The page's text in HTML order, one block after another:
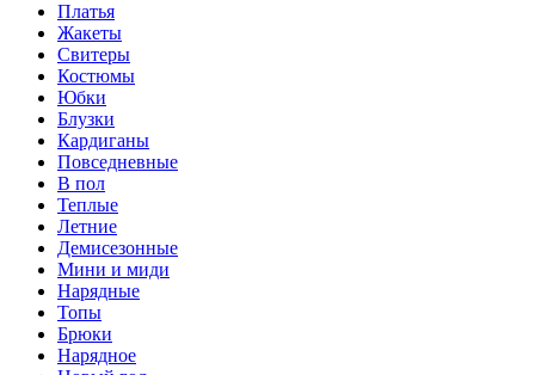
Платья
Жакеты
Свитеры
Костюмы
Юбки
Блузки
Кардиганы
Повседневные
В пол
Теплые
Летние
Демисезонные
Мини и миди
Нарядные
Топы
Брюки
Нарядное